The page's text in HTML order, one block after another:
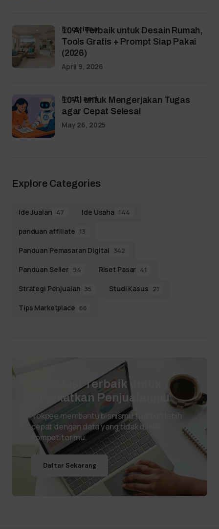
10 AI Terbaik untuk Desain Rumah,
Tools Gratis + Prompt Siap Pakai
(2026)
bycoriena
April 9, 2026
10 AI untuk Mengerjakan Tugas
agar Cepat Selesai
bysiti aeni
May 26, 2025
Explore Categories
Ide Jualan 47 Ide Usaha 144
panduan affiliate 13
Panduan Pemasaran Digital 342
Panduan Seller 94 Riset Pasar 41
Strategi Penjualan 35 Studi Kasus 21
Tips Marketplace 66
Investasi Terbaik untuk
Tingkatkan Penjualanmu
Tokpee membantu bisnismu tumbuh lebih
cepat dengan data yang tidak dimiliki
kompetitor mu.
Daftar Sekarang